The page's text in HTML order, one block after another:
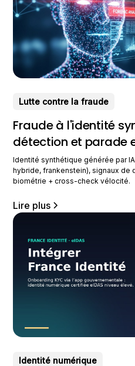
Lutte contre la fraude
Fraude à l'identité
détection et parade
Identité synthétique générée par
hybride, frankenstein), signaux de
biométrie + cross-check vélocité.
Lire plus
Identité numérique